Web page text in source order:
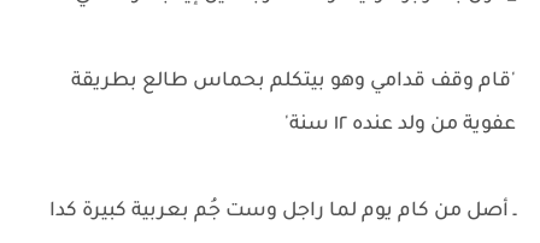
'قام وقف قدامي وهو بيتكلم بحماس طالع بطريقة
عفوية من ولد عنده ١٢ سنة'
ـ أصل من كام يوم لما راجل وست جُم بعربية كبيرة كدا